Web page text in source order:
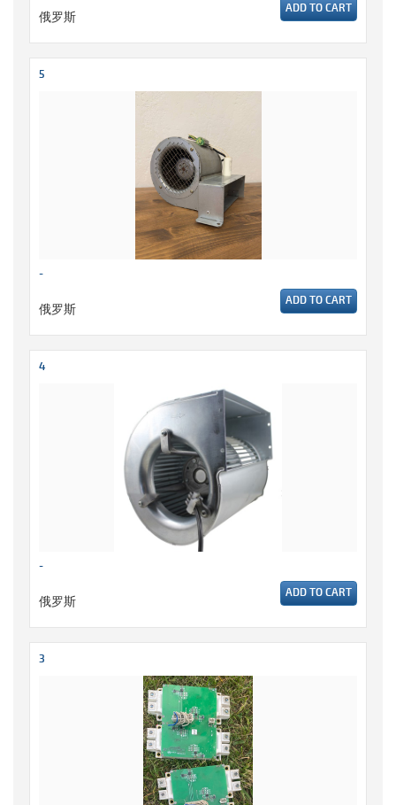
俄罗斯 ADD TO CART
5
-
俄罗斯 ADD TO CART
4
-
俄罗斯 ADD TO CART
3